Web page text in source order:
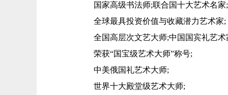
国家高级书法师;联合国十大艺术名家;
全球最具投资价值与收藏潜力艺术家;
全国高层次文艺大师;中国国宾礼艺术
荣获“国宝级艺术大师”称号;
中美俄国礼艺术大师;
世界十大殿堂级艺术大师;